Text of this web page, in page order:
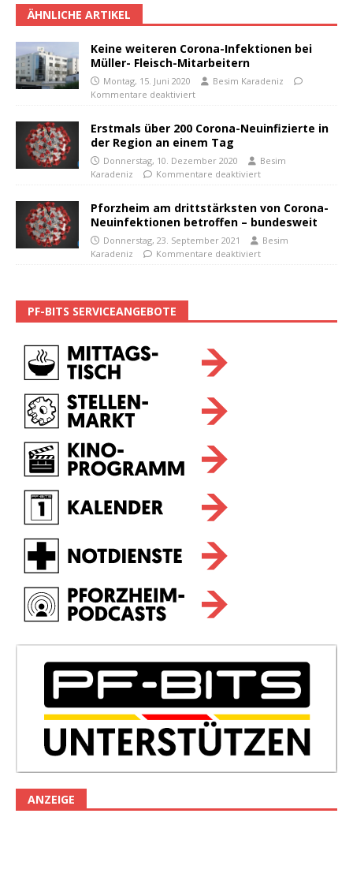
ÄHNLICHE ARTIKEL
Keine weiteren Corona-Infektionen bei
Müller- Fleisch-Mitarbeitern
Montag, 15. Juni 2020
Besim Karadeniz
Kommentare deaktiviert
Erstmals über 200 Corona-Neuinfizierte in
der Region an einem Tag
Donnerstag, 10. Dezember 2020
Besim
Karadeniz
Kommentare deaktiviert
Pforzheim am drittstärksten von Corona-
Neuinfektionen betroffen – bundesweit
Donnerstag, 23. September 2021
Besim
Karadeniz
Kommentare deaktiviert
PF-BITS SERVICEANGEBOTE
ANZEIGE